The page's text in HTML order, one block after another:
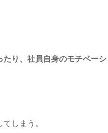
り、社員自身のモチベー
しまう。